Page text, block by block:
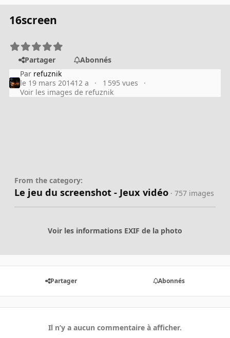
16screen
Partager
Abonnés
Par refuznik
le 19 mars 201412 a
1 595 vues
Voir les images de refuznik
From the category:
Le jeu du screenshot - Jeux vidéo · 757 images
Voir les informations EXIF de la photo
Partager Abonnés
Il n’y a aucun commentaire à afficher.